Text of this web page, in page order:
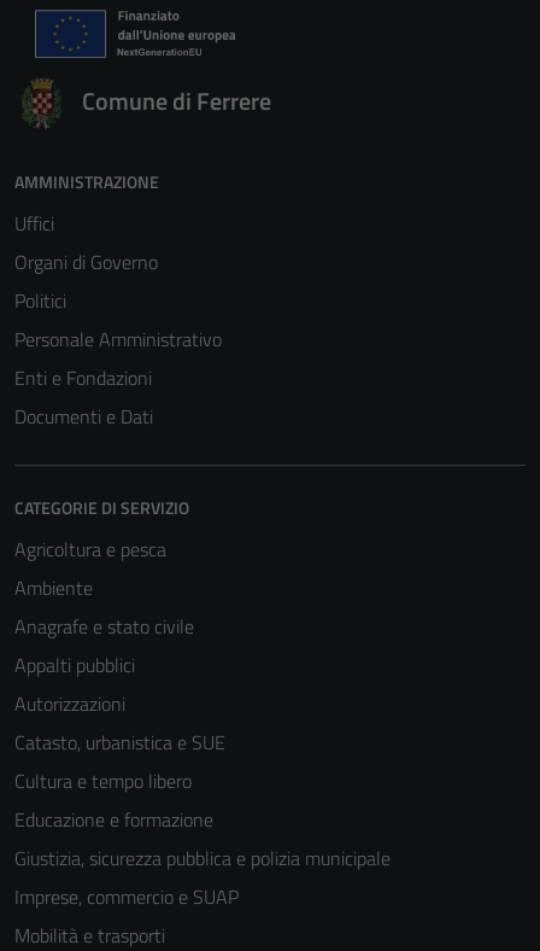
Comune di Ferrere
AMMINISTRAZIONE
Uffici
Organi di Governo
Politici
Personale Amministrativo
Enti e Fondazioni
Documenti e Dati
CATEGORIE DI SERVIZIO
Agricoltura e pesca
Ambiente
Anagrafe e stato civile
Appalti pubblici
Autorizzazioni
Catasto, urbanistica e SUE
Cultura e tempo libero
Educazione e formazione
Giustizia, sicurezza pubblica e polizia municipale
Imprese, commercio e SUAP
Mobilità e trasporti